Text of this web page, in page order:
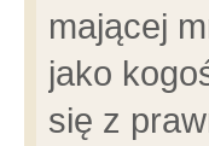
mającej
jako
się z